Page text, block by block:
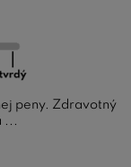
peny. Zdravotný